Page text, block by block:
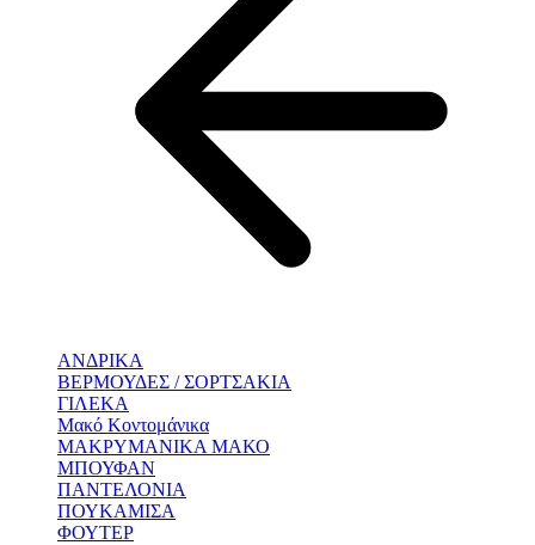
ΑΝΔΡΙΚΑ
ΒΕΡΜΟΥΔΕΣ / ΣΟΡΤΣΑΚΙΑ
ΓΙΛΕΚΑ
Μακό Κοντομάνικα
ΜΑΚΡΥΜΑΝΙΚΑ ΜΑΚΟ
ΜΠΟΥΦΑΝ
ΠΑΝΤΕΛΟΝΙΑ
ΠΟΥΚΑΜΙΣΑ
ΦΟΥΤΕΡ